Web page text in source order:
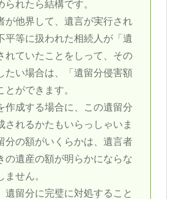
られたら結構です。
が他界して、遺言が実行され
平等に扱われた相続人が「遺
れていたことをしって、その
たい場合は、「遺留分侵害額
ができます。
作成する場合に、この遺留分
されるかたもいらっしゃいま
分の額がいくらかは、遺言者
の遺産の額が明らかにならな
ません。
遺留分に完璧に対処すること